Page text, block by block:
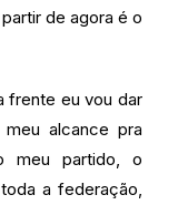
de agora é o
frente eu vou dar
alcance pra
meu partido, o
a federação,